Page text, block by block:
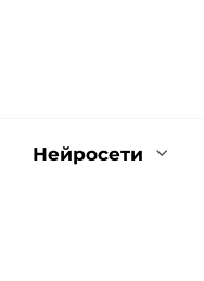
Нейросети